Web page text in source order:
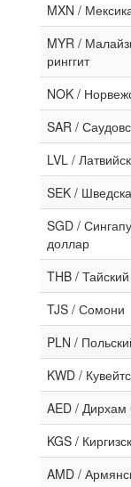
MXN /
MYR /
ринггит
NOK /
SAR /
LVL /
SEK /
SGD /
доллар
THB /
TJS / Сомони
PLN /
KWD /
AED /
KGS /
AMD /